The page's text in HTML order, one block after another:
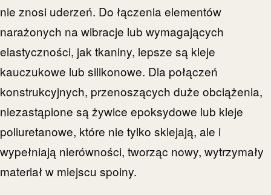
nie znosi uderzeń. Do łączenia elementów
narażonych na wibracje lub wymagających
elastyczności, jak tkaniny, lepsze są kleje
kauczukowe lub silikonowe. Dla połączeń
konstrukcyjnych, przenoszących duże obciążenia,
niezastąpione są żywice epoksydowe lub kleje
poliuretanowe, które nie tylko sklejają, ale i
wypełniają nierówności, tworząc nowy, wytrzymały
materiał w miejscu spoiny.